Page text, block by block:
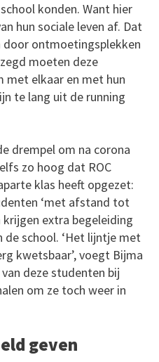
konden. Want hier
hun sociale leven af. Dat
door ontmoetingsplekken
moeten deze
met elkaar en met hun
te lang uit de running
drempel om na corona
zo hoog dat ROC
klas heeft opgezet:
‘met afstand tot
krijgen extra begeleiding
de school. ‘Het lijntje met
kwetsbaar’, voegt Bijma
deze studenten bij
om ze toch weer in
geven